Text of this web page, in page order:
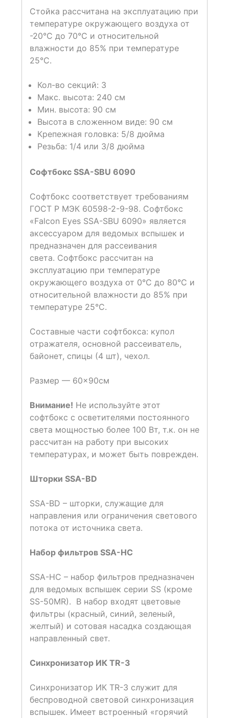
Стойка рассчитана на эксплуатацию при
температуре окружающего воздуха от
-20°С до 70°С и относительной
влажности до 85% при температуре
25°С.
Кол-во секций: 3
Макс. высота: 240 см
Мин. высота: 90 см
Высота в сложенном виде: 90 см
Крепежная головка: 5/8 дюйма
Резьба: 1/4 или 3/8 дюйма
Софтбокс SSA-SBU 6090
Софтбокс соответствует требованиям
ГОСТ Р МЭК 60598-2-9-98. Софтбокс
«Falcon Eyes SSA-SBU 6090» является
аксессуаром для ведомых вспышек и
предназначен для рассеивания
света. Софтбокс рассчитан на
эксплуатацию при температуре
окружающего воздуха от 0°С до 80°С и
относительной влажности до 85% при
температуре 25°С.
Составные части софтбокса: купол
отражателя, основной рассеиватель,
байонет, спицы (4 шт), чехол.
Размер — 60×90см
Внимание! Не используйте этот
софтбокс с осветителями постоянного
света мощностью более 100 Вт, т.к. он не
рассчитан на работу при высоких
температурах, и может быть поврежден.
Шторки SSA-BD
SSA-BD – шторки, служащие для
направления или ограничения светового
потока от источника света.
Набор фильтров SSA-HC
SSA-HC – набор фильтров предназначен
для ведомых вспышек серии SS (кроме
SS-50MR). В набор входят цветовые
фильтры (красный, синий, зеленый,
желтый) и сотовая насадка создающая
направленный свет.
Синхронизатор ИК TR-3
Синхронизатор ИК TR-3 служит для
беспроводной световой синхронизация
вспышек. Имеет встроенный «горячий